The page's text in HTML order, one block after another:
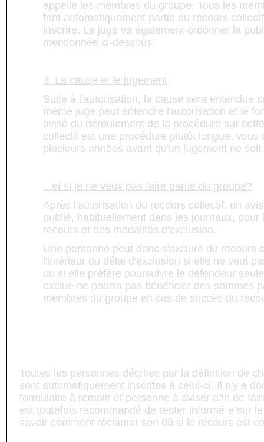
appelle les membres du groupe. Tous les
font automatiquement partie du recours
inscrire. Le juge va également ordonner la
mentionnée ci-dessous.
3. La cause et le jugement
Suite à l'autorisation, la cause sera entendue
même juge peut entendre l'autorisation et le
avisé du déroulement de la procédure sur
collectif est une procédure plutôt longue, vous
plusieurs années avant qu'un jugement ne soit
...et si je ne veux pas faire partie du groupe?
Après l'autorisation du recours collectif, un
publié, habituellement dans les journaux, pour
recours et des modalités d'exclusion.
Une personne peut donc s'exclure du recours
l'intérieur du délai d'exclusion si elle ne veut
ou si elle préfère poursuivre le défendeur
exclue ne pourra pas bénéficier des sommes
membres du groupe en cas de succès du
Toutes les personnes décrites par la définition de
sont automatiquement inscrites à celui-ci. Il n'y a
formulaire à remplir et personne à aviser afin de
est toutefois recommandé de rester informé-e sur
savoir comment réclamer son dû si le recours est